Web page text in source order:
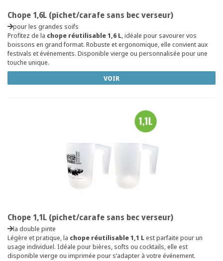
Chope 1,6L (pichet/carafe sans bec verseur)
pour les grandes soifs
Profitez de la chope réutilisable 1,6 L, idéale pour savourer vos
boissons en grand format. Robuste et ergonomique, elle convient aux
festivals et événements. Disponible vierge ou personnalisée pour une
touche unique.
VOIR
Chope 1,1L (pichet/carafe sans bec verseur)
la double pinte
Légère et pratique, la chope réutilisable 1,1 Lest parfaite pour un
usage individuel. Idéale pour bières, softs ou cocktails, elle est
disponible vierge ou imprimée pour s’adapter à votre événement.